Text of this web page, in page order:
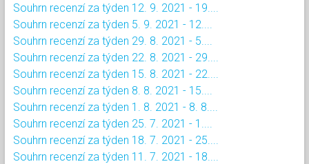
Souhrn recenzí za týden 12. 9. 2021 - 19....
Souhrn recenzí za týden 5. 9. 2021 - 12....
Souhrn recenzí za týden 29. 8. 2021 - 5....
Souhrn recenzí za týden 22. 8. 2021 - 29....
Souhrn recenzí za týden 15. 8. 2021 - 22....
Souhrn recenzí za týden 8. 8. 2021 - 15....
Souhrn recenzí za týden 1. 8. 2021 - 8. 8....
Souhrn recenzí za týden 25. 7. 2021 - 1....
Souhrn recenzí za týden 18. 7. 2021 - 25....
Souhrn recenzí za týden 11. 7. 2021 - 18....